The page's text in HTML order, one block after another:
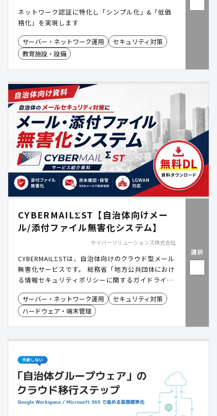
ネットワーク認証に特化し「シンプル化」&「低価
格化」を実現します
サーバー・ネットワーク運用
セキュリティ対策
教育施設・設備
CYBERMAILΣST【自治体向けメー
ル/添付ファイル無害化システム】
サイバーソリューションズ株式会社
CYBERMAILΣSTは、自治体向けのクラウド型メール
無害化サービスです。 総務省「地方公共団体におけ
る情報セキュリティポリシーに関するガイドライ
ン」に準拠し、LGWAN環境における安全なメール
運用を低コストかつスピーディに実現します。 メー
ル本文・添付ファイルの無害化から原本保管・閲覧
キュリティ環境を実現します
サーバー・ネットワーク運用
セキュリティ対策
ハードウェア・端末管理
選択